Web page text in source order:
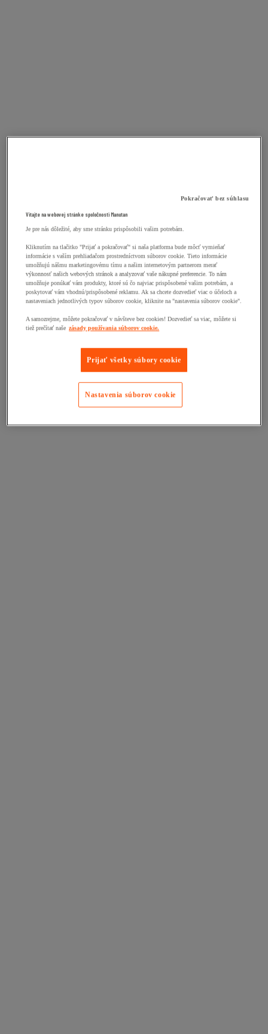
Pokračovať bez súhlasu
Vitajte na webovej stránke spoločnosti Manutan
Je pre nás dôležité, aby sme stránku prispôsobili vašim potrebám.
Kliknutím na tlačitko "Prijať a pokračovať" si naša platforma bude môcť vymieňať
informácie s vaším prehliadačom prostredníctvom súborov cookie. Tieto informácie
umožňujú nášmu marketingovému tímu a našim internetovým partnerom merať
výkonnosť našich webových stránok a analyzovať vaše nákupné preferencie. To nám
umožňuje ponúkať vám produkty, ktoré sú čo najviac prispôsobené vašim potrebám, a
poskytovať vám vhodnú/prispôsobené reklamu. Ak sa chcete dozvedieť viac o účeloch a
nastaveniach jednotlivých typov súborov cookie, kliknite na "nastavenia súborov cookie".
A samozrejme, môžete pokračovať v návšteve bez cookies! Dozvedieť sa viac, môžete si
tiež prečítať naše zásady používania súborov cookie.
Prijať všetky súbory cookie
Nastavenia súborov cookie